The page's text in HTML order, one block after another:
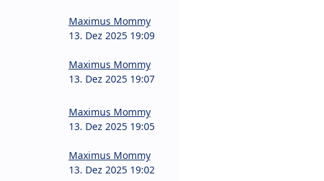
Maximus Mommy
13. Dez 2025 19:09
Maximus Mommy
13. Dez 2025 19:07
Maximus Mommy
13. Dez 2025 19:05
Maximus Mommy
13. Dez 2025 19:02